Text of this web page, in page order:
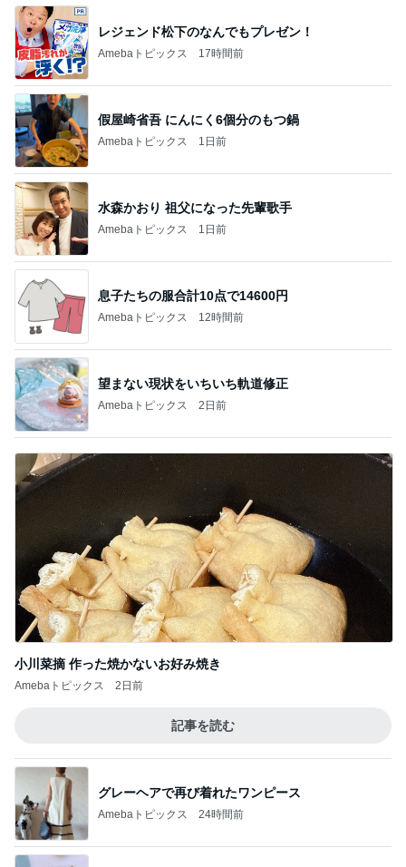
レジェンド松下のなんでもプレゼン！
Amebaトピックス 17時間前
假屋崎省吾 にんにく6個分のもつ鍋
Amebaトピックス 1日前
水森かおり 祖父になった先輩歌手
Amebaトピックス 1日前
息子たちの服合計10点で14600円
Amebaトピックス 12時間前
望まない現状をいちいち軌道修正
Amebaトピックス 2日前
小川菜摘 作った焼かないお好み焼き
Amebaトピックス 2日前
記事を読む
グレーヘアで再び着れたワンピース
Amebaトピックス 24時間前